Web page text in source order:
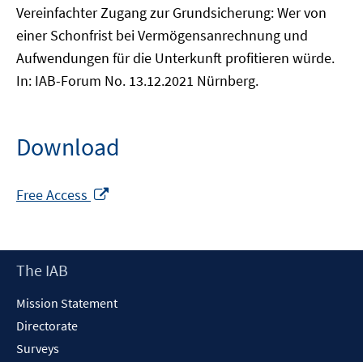
Vereinfachter Zugang zur Grundsicherung: Wer von
einer Schonfrist bei Vermögensanrechnung und
Aufwendungen für die Unterkunft profitieren würde.
In: IAB-Forum No. 13.12.2021 Nürnberg.
Download
Free Access
new
Footer
The IAB
Mission Statement
Directorate
Surveys